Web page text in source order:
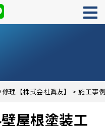
理【株式会社眞友】 > 施工事例
屋根塗装工